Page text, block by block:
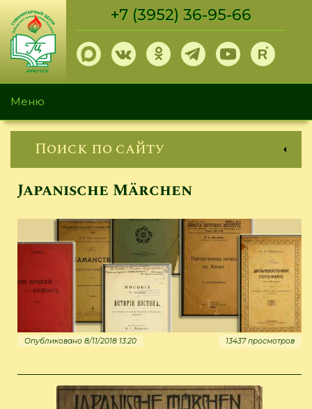
Перейти
основному
содержанию
+7 (3952) 36-95-66
Меню
Поиск по сайту
Japanische Märchen
Опубликовано 8/11/2018 13:20 13437 просмотров